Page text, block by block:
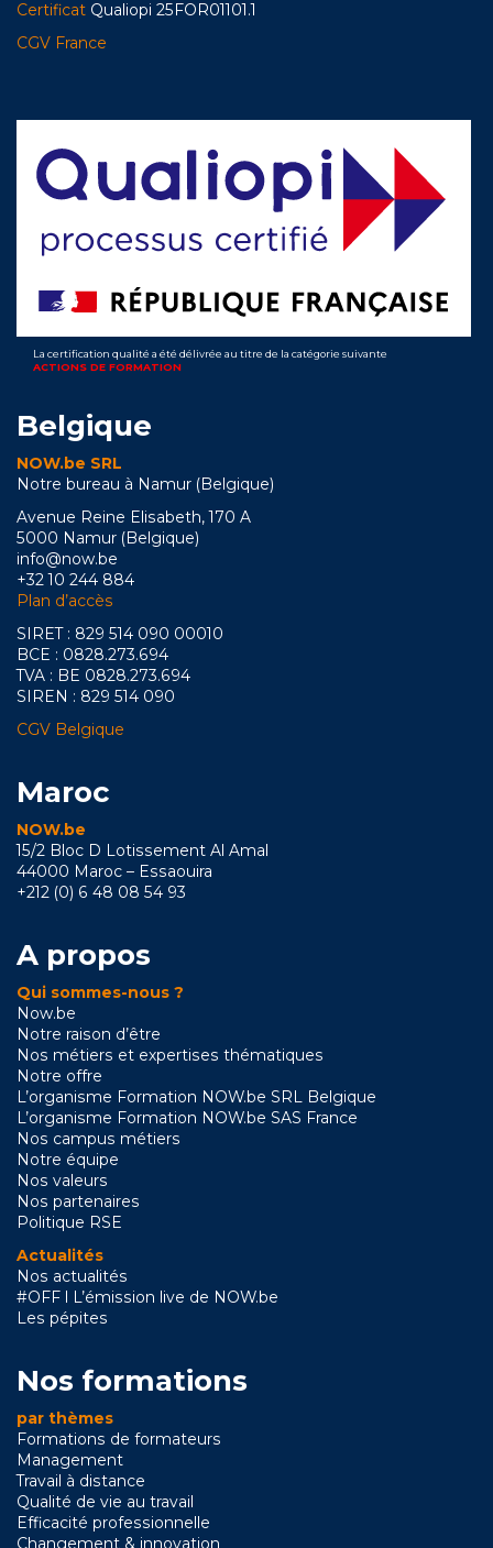
Certificat Qualiopi 25FOR01101.1
CGV France
La certification qualité a été délivrée au titre de la catégorie suivante
ACTIONS DE FORMATION
Belgique
NOW.be SRL
Notre bureau à Namur (Belgique)
Avenue Reine Elisabeth, 170 A
5000 Namur (Belgique)
info@now.be
+32 10 244 884
Plan d’accès
SIRET : 829 514 090 00010
BCE : 0828.273.694
TVA : BE 0828.273.694
SIREN : 829 514 090
CGV Belgique
Maroc
NOW.be
15/2 Bloc D Lotissement Al Amal
44000 Maroc – Essaouira
+212 (0) 6 48 08 54 93
A propos
Qui sommes-nous ?
Now.be
Notre raison d’être
Nos métiers et expertises thématiques
Notre offre
L’organisme Formation NOW.be SRL Belgique
L’organisme Formation NOW.be SAS France
Nos campus métiers
Notre équipe
Nos valeurs
Nos partenaires
Politique RSE
Actualités
Nos actualités
#OFF l L’émission live de NOW.be
Les pépites
Nos formations
par thèmes
Formations de formateurs
Management
Travail à distance
Qualité de vie au travail
Efficacité professionnelle
Changement & innovation